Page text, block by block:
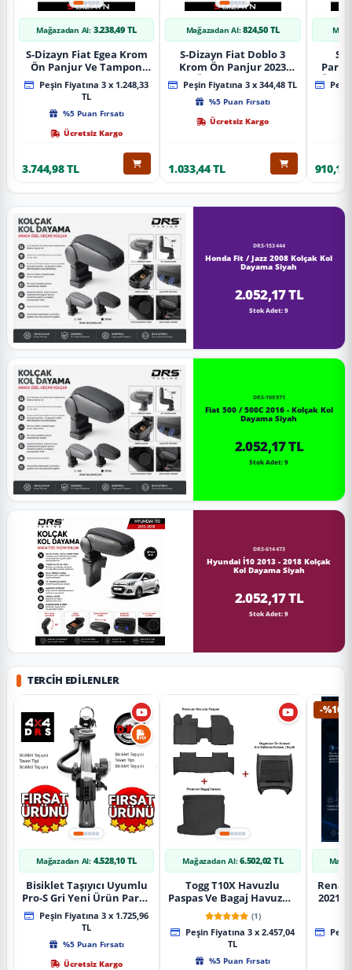
Mağazadan Al: 3.238,49 TL
S-Dizayn Fiat Egea Krom
Ön Panjur Ve Tampon
Çıta Seti Diamond Model
22 Prç. 2020 Üzeri (Parlak
Peşin Fiyatına 3 x 1.248,33
TL
%5 Puan Fırsatı
Ücretsiz Kargo
3.744,98 TL
Mağazadan Al: 824,50 TL
S-Dizayn Fiat Doblo 3
Krom Ön Panjur 2023
Üzeri A+ Kalite
Peşin Fiyatına 3 x 344,48 TL
%5 Puan Fırsatı
Ücretsiz Kargo
1.033,44 TL
S-
Ön
910,16
DRS-153444
Honda Fit / Jazz 2008 Kolçak Kol
Dayama Siyah
2.052,17 TL
Stok Adet: 9
DRS-109971
Fiat 500 / 500C 2016 - Kolçak Kol
Dayama Siyah
2.052,17 TL
Stok Adet: 9
DRS-614473
Hyundai İ10 2013 - 2018 Kolçak
Kol Dayama Siyah
2.052,17 TL
Stok Adet: 9
TERCIH EDILENLER
Mağazadan Al: 4.528,10 TL
Bisiklet Taşıyıcı Uyumlu
Pro-S Gri Yeni Ürün Parça
Tavan Tipi Bisiklet
Taşıyıcı
Peşin Fiyatına 3 x 1.725,96
TL
%5 Puan Fırsatı
Ücretsiz Kargo
Mağazadan Al: 6.502,02 TL
Togg T10X Havuzlu
Paspas Ve Bagaj Havuzu +
Siyah Organizer
(1)
Peşin Fiyatına 3 x 2.457,04
TL
%5 Puan Fırsatı
-%10
2021